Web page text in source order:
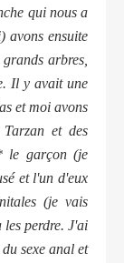
qui nous a
avons ensuite
arbres,
Il y avait une
et moi avons
et des
le garçon (je
et l'un d'eux
(je vais
perdre. J'ai
sexe anal et